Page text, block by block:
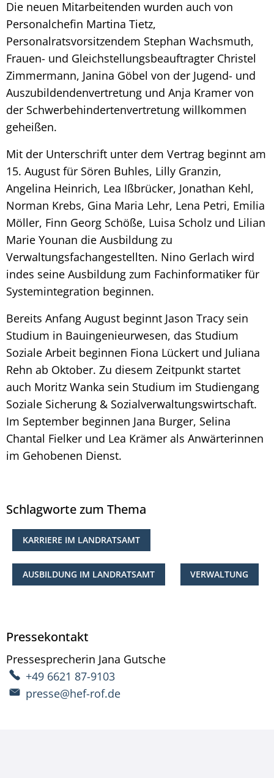
Die neuen Mitarbeitenden wurden auch von
Personalchefin Martina Tietz,
Personalratsvorsitzendem Stephan Wachsmuth,
Frauen- und Gleichstellungsbeauftragter Christel
Zimmermann, Janina Göbel von der Jugend- und
Auszubildendenvertretung und Anja Kramer von
der Schwerbehindertenvertretung willkommen
geheißen.
Mit der Unterschrift unter dem Vertrag beginnt am
15. August für Sören Buhles, Lilly Granzin,
Angelina Heinrich, Lea Ißbrücker, Jonathan Kehl,
Norman Krebs, Gina Maria Lehr, Lena Petri, Emilia
Möller, Finn Georg Schöße, Luisa Scholz und Lilian
Marie Younan die Ausbildung zu
Verwaltungsfachangestellten. Nino Gerlach wird
indes seine Ausbildung zum Fachinformatiker für
Systemintegration beginnen.
Bereits Anfang August beginnt Jason Tracy sein
Studium in Bauingenieurwesen, das Studium
Soziale Arbeit beginnen Fiona Lückert und Juliana
Rehn ab Oktober. Zu diesem Zeitpunkt startet
auch Moritz Wanka sein Studium im Studiengang
Soziale Sicherung & Sozialverwaltungswirtschaft.
Im September beginnen Jana Burger, Selina
Chantal Fielker und Lea Krämer als Anwärterinnen
im Gehobenen Dienst.
Schlagworte zum Thema
KARRIERE IM LANDRATSAMT
AUSBILDUNG IM LANDRATSAMT VERWALTUNG
Pressekontakt
Pressesprecherin Jana Gutsche
+49 6621 87-9103
presse@hef-rof.de